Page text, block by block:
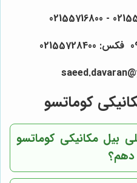
کوماتسو
بیل مکانیکی کوماتسو
دهم؟